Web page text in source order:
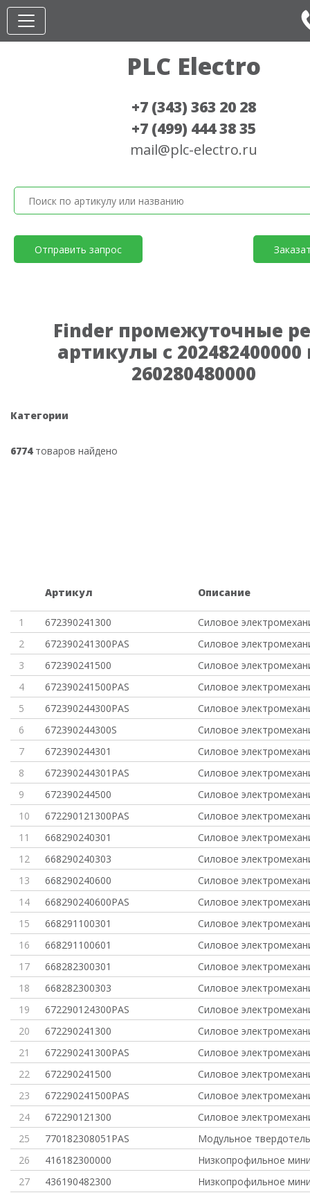
PLC Electro
+7 (343) 363 20 28
+7 (499) 444 38 35
mail@plc-electro.ru
Отправить запрос
Finder промежуточные
артикулы с 202482400000
260280480000
Категории
6774товаров найдено
Артикул Описание
1 672390241300
Силовое
2
672390241300PAS
Силовое
3
672390241500
Силовое
4
672390241500PAS
Силовое
5
672390244300PAS
Силовое
6
672390244300S
Силовое
7
672390244301
Силовое
8
672390244301PAS
Силовое
9
672390244500
Силовое
10
672290121300PAS
Силовое
11
668290240301
Силовое
12
668290240303
Силовое
13
668290240600
Силовое
14
668290240600PAS
Силовое
15
668291100301
Силовое
16
668291100601
Силовое
17
668282300301
Силовое
18
668282300303
Силовое
19
672290124300PAS
Силовое
20
672290241300
Силовое
21
672290241300PAS
Силовое
22
672290241500
Силовое
23
672290241500PAS
Силовое
24
672290121300
Силовое
25
770182308051PAS
Модульное
26
416182300000
Низкопрофильное
27
436190482300
Низкопрофильное